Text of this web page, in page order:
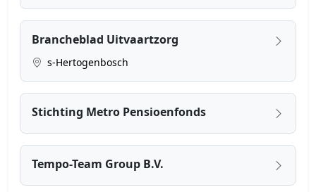
Brancheblad Uitvaartzorg
s-Hertogenbosch
Stichting Metro Pensioenfonds
Tempo-Team Group B.V.